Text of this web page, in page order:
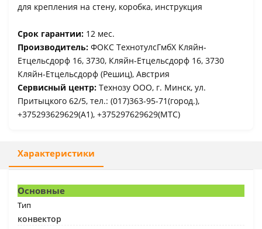
для крепления на стену, коробка, инструкция
Срок гарантии: 12 мес.
Производитель: ФОКС ТехнотулсГмбХ Кляйн-
Етцельсдорф 16, 3730, Кляйн-Етцельсдорф 16, 3730
Кляйн-Етцельсдорф (Решиц), Австрия
Сервисный центр: Технозу ООО, г. Минск, ул.
Притыцкого 62/5, тел.: (017)363-95-71(город.),
+375293629629(A1), +375297629629(МТС)
Характеристики
Основные
Тип
конвектор